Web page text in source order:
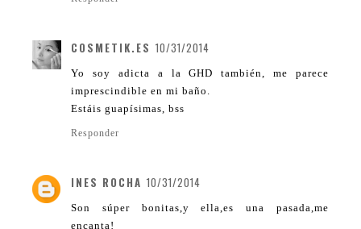
COSMETIK.ES 10/31/2014
Yo soy adicta a la GHD también, me parece
imprescindible en mi baño.
Estáis guapísimas, bss
Responder
INES ROCHA 10/31/2014
Son súper bonitas,y ella,es una pasada,me
encanta!